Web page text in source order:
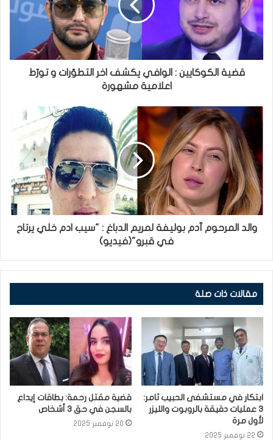
قضية الكوكايين : الوافي يكشف اخر التطوّرات و تورّط
اعلامية مشهورة
والد المرحوم آدم بوليفة لمريم الدباغ : "سيب ادم خلي يرتاح
في قبرو"(فيديو)
مقالات ذات صلة
ابتكار في مستشفى الحبيب ثامر:
3 عمليات دقيقة بالروبوت والليزر
لأول مرة
22 نوفمبر 2025
قضية مقتل رحمة: بطاقات إيداع
بالسجن في حق 3 أشخاص
20 نوفمبر 2025